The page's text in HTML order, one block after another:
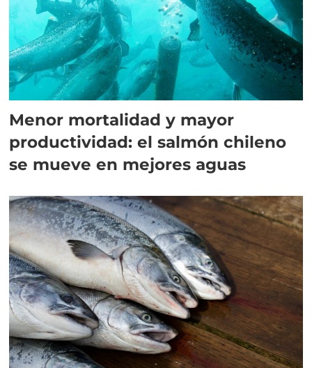
Menor mortalidad y mayor
productividad: el salmón chileno
se mueve en mejores aguas